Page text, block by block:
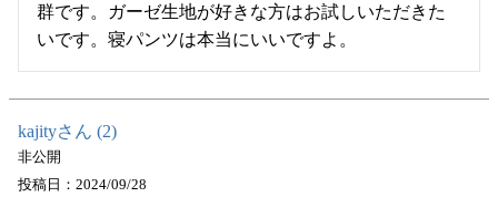
群です。ガーゼ生地が好きな方はお試しいただきた
いです。寝パンツは本当にいいですよ。
kajity 2
非公開
投稿日
2024/09/28